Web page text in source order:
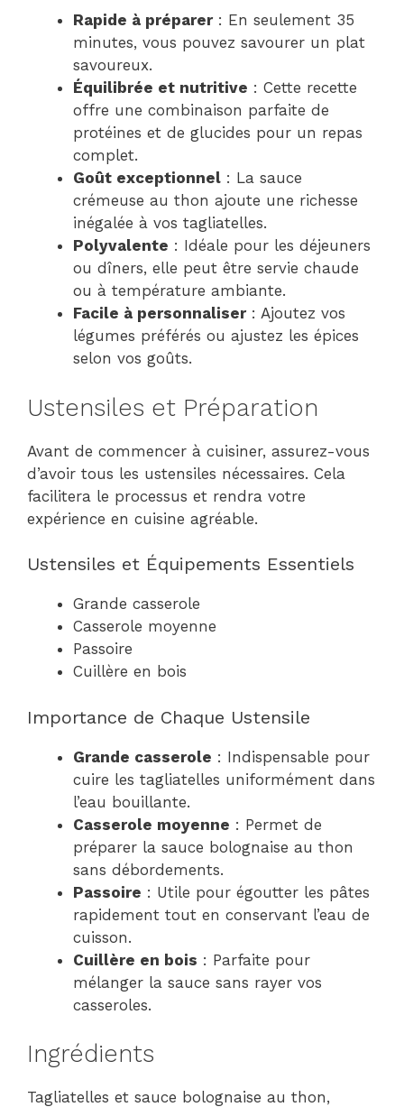
Rapide à préparer: En seulement 35
minutes, vous pouvez savourer un plat
savoureux.
Équilibrée et nutritive : Cette recette
offre une combinaison parfaite de
protéines et de glucides pour un repas
complet.
Goût exceptionnel : La sauce
crémeuse au thon ajoute une richesse
inégalée à vos tagliatelles.
Polyvalente : Idéale pour les déjeuners
ou dîners, elle peut être servie chaude
ou à température ambiante.
Facile à personnaliser: Ajoutez vos
légumes préférés ou ajustez les épices
selon vos goûts.
Ustensiles et Préparation
Avant de commencer à cuisiner, assurez-vous
d’avoir tous les ustensiles nécessaires. Cela
facilitera le processus et rendra votre
expérience en cuisine agréable.
Ustensiles et Équipements Essentiels
Grande casserole
Casserole moyenne
Passoire
Cuillère en bois
Importance de Chaque Ustensile
Grande casserole : Indispensable pour
cuire les tagliatelles uniformément dans
l’eau bouillante.
Casserole moyenne : Permet de
préparer la sauce bolognaise au thon
sans débordements.
Passoire : Utile pour égoutter les pâtes
rapidement tout en conservant l’eau de
cuisson.
Cuillère en bois : Parfaite pour
mélanger la sauce sans rayer vos
casseroles.
Ingrédients
Tagliatelles et sauce bolognaise au thon,